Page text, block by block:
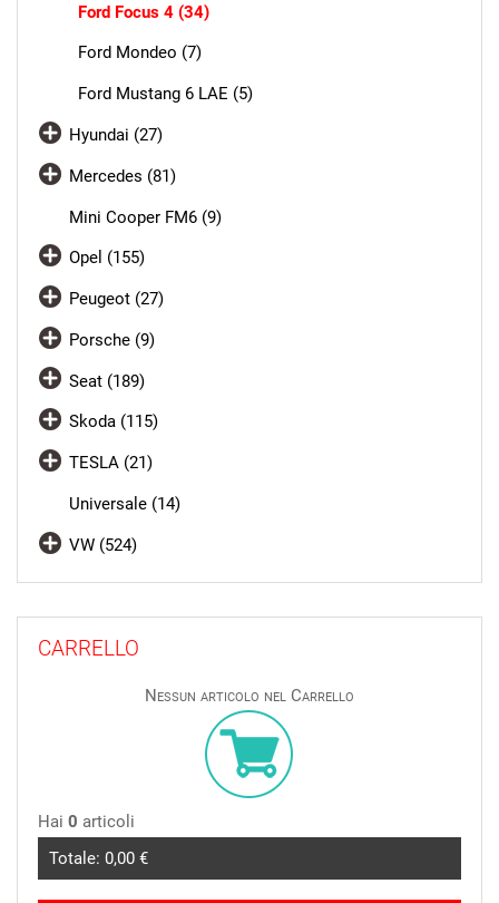
Ford Focus 4 (34)
Ford Mondeo (7)
Ford Mustang 6 LAE (5)
Hyundai (27)
Mercedes (81)
Mini Cooper FM6 (9)
Opel (155)
Peugeot (27)
Porsche (9)
Seat (189)
Skoda (115)
TESLA (21)
Universale (14)
VW (524)
CARRELLO
Nessun articolo nel Carrello
Hai 0 articoli
Totale: 0,00 €